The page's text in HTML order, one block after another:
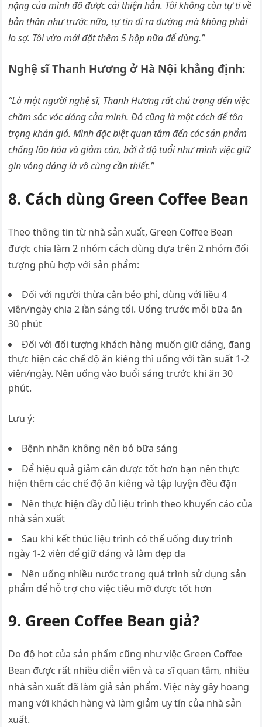
nặng của mình đã được cải thiện hẳn. Tôi không còn tự ti về
bản thân như trước nữa, tự tin đi ra đường mà không phải
lo sợ. Tôi vừa mới đặt thêm 5 hộp nữa để dùng.”
Nghệ sĩ Thanh Hương ở Hà Nội khẳng định:
“Là một người nghệ sĩ, Thanh Hương rất chú trọng đến việc
chăm sóc vóc dáng của mình. Đó cũng là một cách để tôn
trọng khán giả. Mình đặc biệt quan tâm đến các sản phẩm
chống lão hóa và giảm cân, bởi ở độ tuổi như mình việc giữ
gìn vóng dáng là vô cùng cần thiết.”
8. Cách dùng Green Coffee Bean
Theo thông tin từ nhà sản xuất, Green Coffee Bean
được chia làm 2 nhóm cách dùng dựa trên 2 nhóm đối
tượng phù hợp với sản phẩm:
Đối với người thừa cân béo phì, dùng với liều 4
viên/ngày chia 2 lần sáng tối. Uống trước mỗi bữa ăn
30 phút
Đối với đối tượng khách hàng muốn giữ dáng, đang
thực hiện các chế độ ăn kiêng thì uống với tần suất 1-2
viên/ngày. Nên uống vào buổi sáng trước khi ăn 30
phút.
Lưu ý:
Bệnh nhân không nên bỏ bữa sáng
Để hiệu quả giảm cân được tốt hơn bạn nên thực
hiện thêm các chế độ ăn kiêng và tập luyện đều đặn
Nên thực hiện đầy đủ liệu trình theo khuyến cáo của
nhà sản xuất
Sau khi kết thúc liệu trình có thể uống duy trình
ngày 1-2 viên để giữ dáng và làm đẹp da
Nên uống nhiều nước trong quá trình sử dụng sản
phẩm để hỗ trợ cho việc tiêu mỡ được tốt hơn
9. Green Coffee Bean giả?
Do độ hot của sản phẩm cũng như việc Green Coffee
Bean được rất nhiều diễn viên và ca sĩ quan tâm, nhiều
nhà sản xuất đã làm giả sản phẩm. Việc này gây hoang
mang với khách hàng và làm giảm uy tín của nhà sản
xuất.